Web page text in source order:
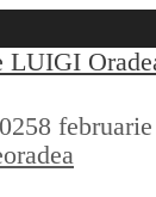
8